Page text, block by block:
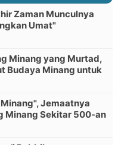
Zaman Munculnya
Umat"
Minang yang Murtad,
Budaya Minang untuk
Jemaatnya
Minang Sekitar 500-an